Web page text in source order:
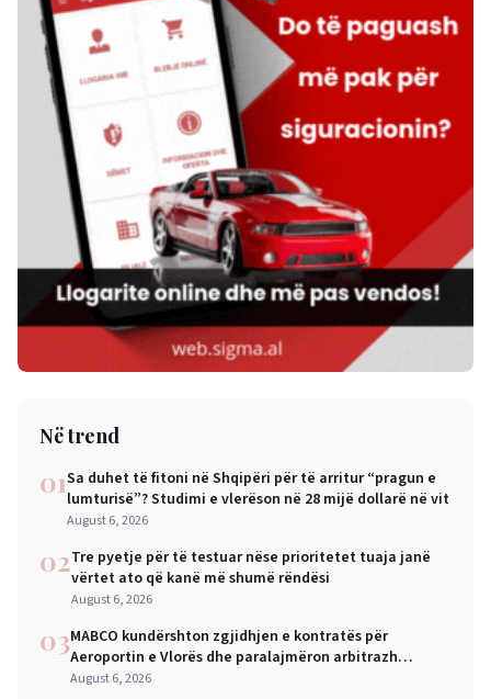
Në trend
01Sa duhet të fitoni në Shqipëri për të arritur “pragun e
lumturisë”? Studimi e vlerëson në 28 mijë dollarë në vit
August 6, 2026
02Tre pyetje për të testuar nëse prioritetet tuaja janë
vërtet ato që kanë më shumë rëndësi
August 6, 2026
03MABCO kundërshton zgjidhjen e kontratës për
Aeroportin e Vlorës dhe paralajmëron arbitrazh
ndërkombëtar
August 6, 2026